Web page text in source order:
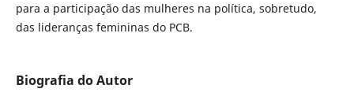
para a participação das mulheres na política, sobretudo,
das lideranças femininas do PCB.
Biografia do Autor